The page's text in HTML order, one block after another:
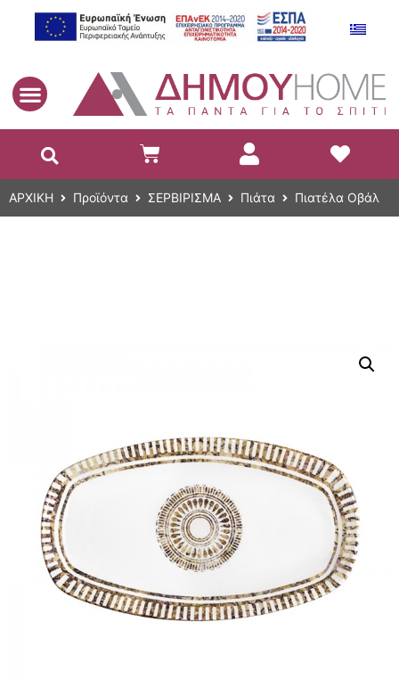
ΑΡΧΙΚΗ Προϊόντα ΣΕΡΒΙΡΙΣΜΑ Πιάτα Πιατέλα Οβάλ